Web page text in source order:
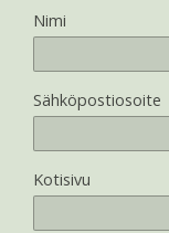
Nimi
Sähköpostiosoite
Kotisivu